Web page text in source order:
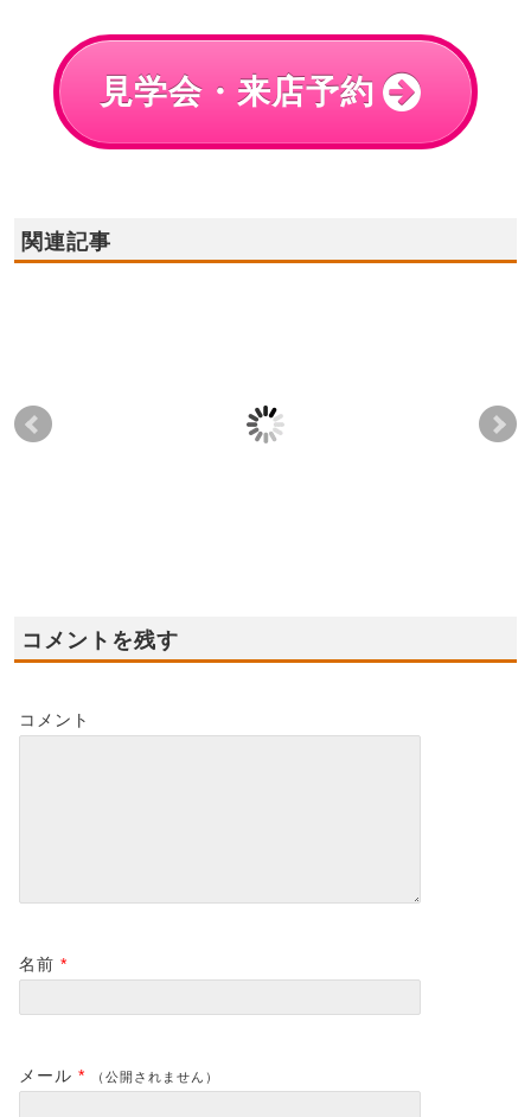
見学会・来店予約
関連記事
2021年11月6日(土),7日
2022年11月26日(土),27
コメントを残す
コメント
名前 *
メール * （公開されません）